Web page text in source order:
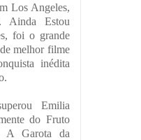
Los Angeles,
Ainda Estou
foi o grande
melhor filme
inédita
Emilia
do Fruto
A Garota da